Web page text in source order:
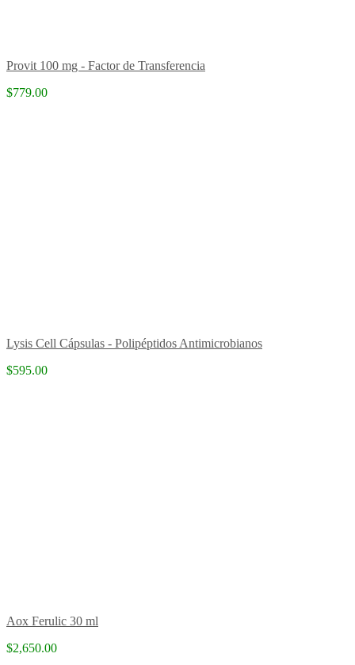
Provit 100 mg - Factor de Transferencia
$779.00
Lysis Cell Cápsulas - Polipéptidos Antimicrobianos
$595.00
Aox Ferulic 30 ml
$2,650.00